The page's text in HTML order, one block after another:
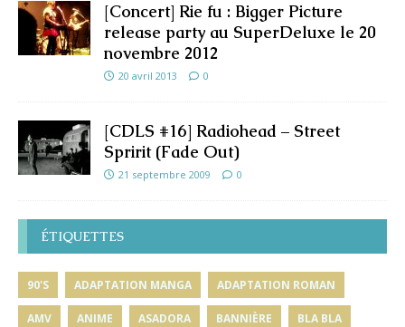
[Concert] Rie fu : Bigger Picture
release party au SuperDeluxe le 20
novembre 2012
20 avril 2013 0
[CDLS #16] Radiohead – Street
Spririt (Fade Out)
21 septembre 2009 0
ÉTIQUETTES
90'S ADAPTATION MANGA ADAPTATION ROMAN
AMV ANIME ASADORA BANNIÈRE BLA BLA